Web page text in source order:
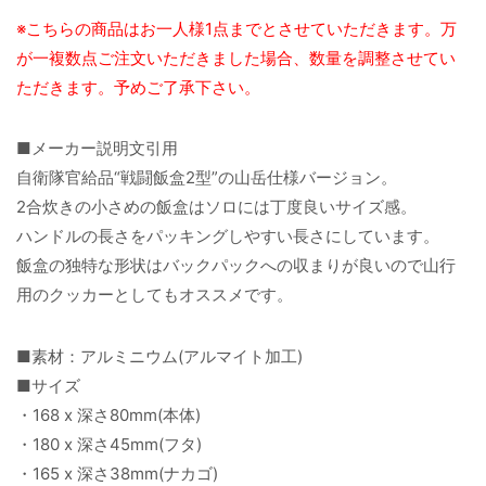
※こちらの商品はお一人様1点までとさせていただきます。万
が一複数点ご注文いただきました場合、数量を調整させてい
ただきます。予めご了承下さい。
■メーカー説明文引用
自衛隊官給品“戦闘飯盒2型”の山岳仕様バージョン。
2合炊きの小さめの飯盒はソロには丁度良いサイズ感。
ハンドルの長さをパッキングしやすい長さにしています。
飯盒の独特な形状はバックパックへの収まりが良いので山行
用のクッカーとしてもオススメです。
■素材：アルミニウム(アルマイト加工)
■サイズ
・168 x 深さ80mm(本体)
・180 x 深さ45mm(フタ)
・165 x 深さ38mm(ナカゴ)